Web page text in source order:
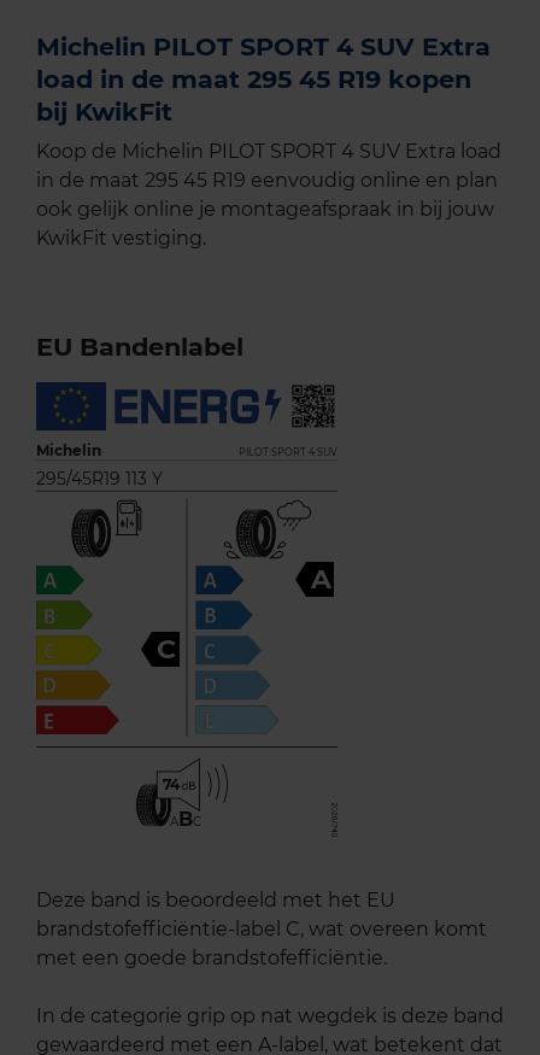
Michelin PILOT SPORT 4 SUV Extra
load in de maat 295 45 R19 kopen
bij KwikFit
Koop de Michelin PILOT SPORT 4 SUV Extra load
in de maat 295 45 R19 eenvoudig online en plan
ook gelijk online je montageafspraak in bij jouw
KwikFit vestiging.
EU Bandenlabel
Michelin PILOT SPORT 4 SUV
295/45R19 113 Y
C
A
74
ABC
Deze band is beoordeeld met het EU
brandstofefficiëntie-label C, wat overeen komt
met een goede brandstofefficiëntie.
In de categorie grip op nat wegdek is deze band
gewaardeerd met een A-label, wat betekent dat